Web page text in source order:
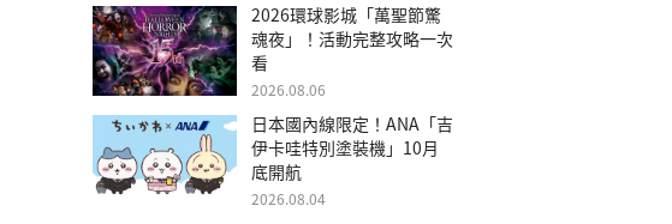
2026環球影城「萬聖節驚
魂夜」！活動完整攻略一次
看
2026.08.06
日本國內線限定！ANA「吉
伊卡哇特別塗裝機」10月
底開航
2026.08.04